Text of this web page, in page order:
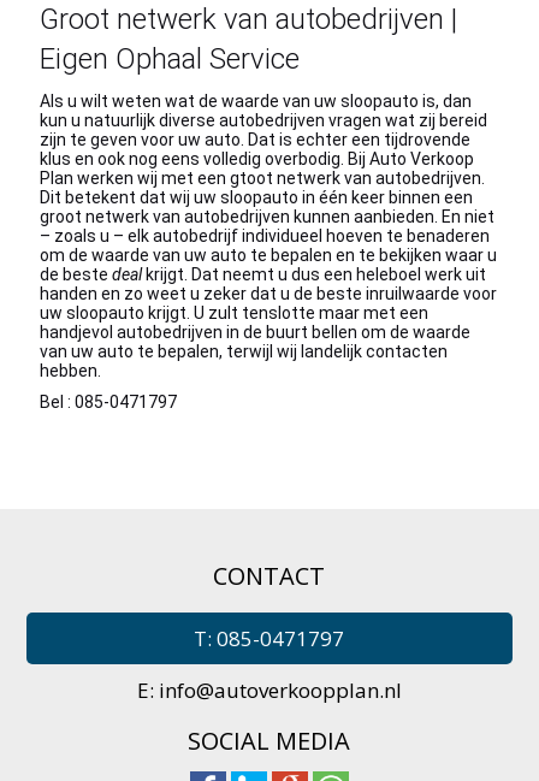
Groot netwerk van autobedrijven |
Eigen Ophaal Service
Als u wilt weten wat de waarde van uw sloopauto is, dan
kun u natuurlijk diverse autobedrijven vragen wat zij bereid
zijn te geven voor uw auto. Dat is echter een tijdrovende
klus en ook nog eens volledig overbodig. Bij Auto Verkoop
Plan werken wij met een gtoot netwerk van autobedrijven.
Dit betekent dat wij uw sloopauto in één keer binnen een
groot netwerk van autobedrijven kunnen aanbieden. En niet
– zoals u – elk autobedrijf individueel hoeven te benaderen
om de waarde van uw auto te bepalen en te bekijken waar u
de bestedealkrijgt. Dat neemt u dus een heleboel werk uit
handen en zo weet u zeker dat u de beste inruilwaarde voor
uw sloopauto krijgt. U zult tenslotte maar met een
handjevol autobedrijven in de buurt bellen om de waarde
van uw auto te bepalen, terwijl wij landelijk contacten
hebben.
Bel : 085-0471797
CONTACT
T: 085-0471797
E: info@autoverkoopplan.nl
SOCIAL MEDIA